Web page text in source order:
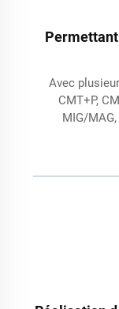
Avec
CMT+P,
MIG/